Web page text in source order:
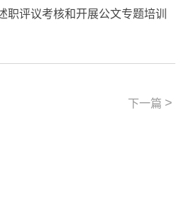
职评议考核和开展公文专题培训
下一篇 >